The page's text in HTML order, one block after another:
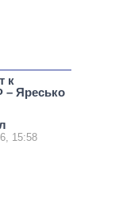
к
Яресько
15:58